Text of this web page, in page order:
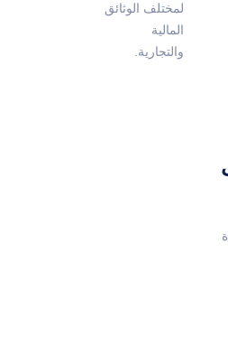
لمختلف الوثائق
المالية
والتجارية.